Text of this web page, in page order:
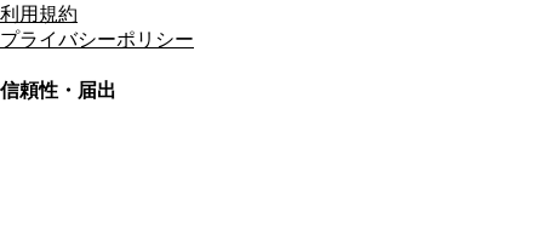
利用規約
プライバシーポリシー
信頼性・届出